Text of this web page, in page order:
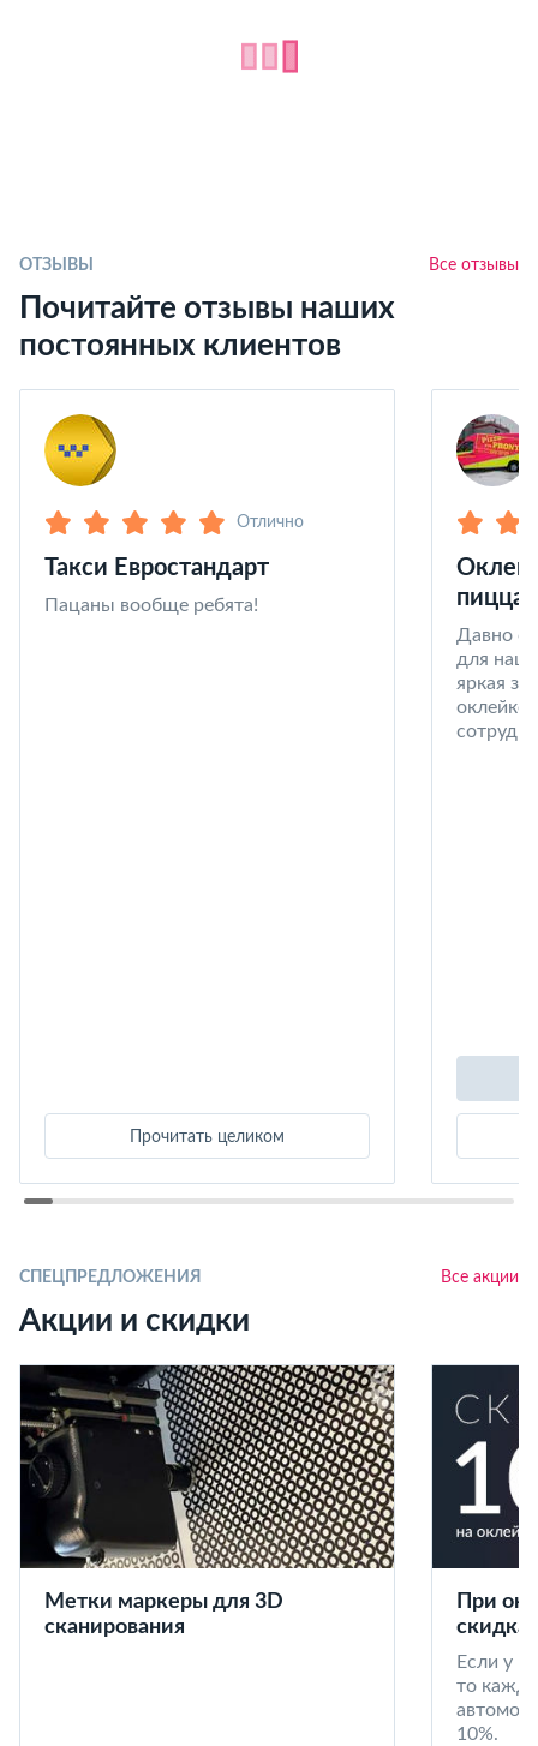
ОТЗЫВЫ Все отзывы
Почитайте отзывы наших
постоянных клиентов
Отлично
Такси Евростандарт
Пацаны вообще ребята!
Прочитать целиком
пицца
Давно
для
яркая
оклейке
СПЕЦПРЕДЛОЖЕНИЯ Все акции
Акции и скидки
Метки маркеры для 3D
сканирования
При
скидка
Если у
то
10%.